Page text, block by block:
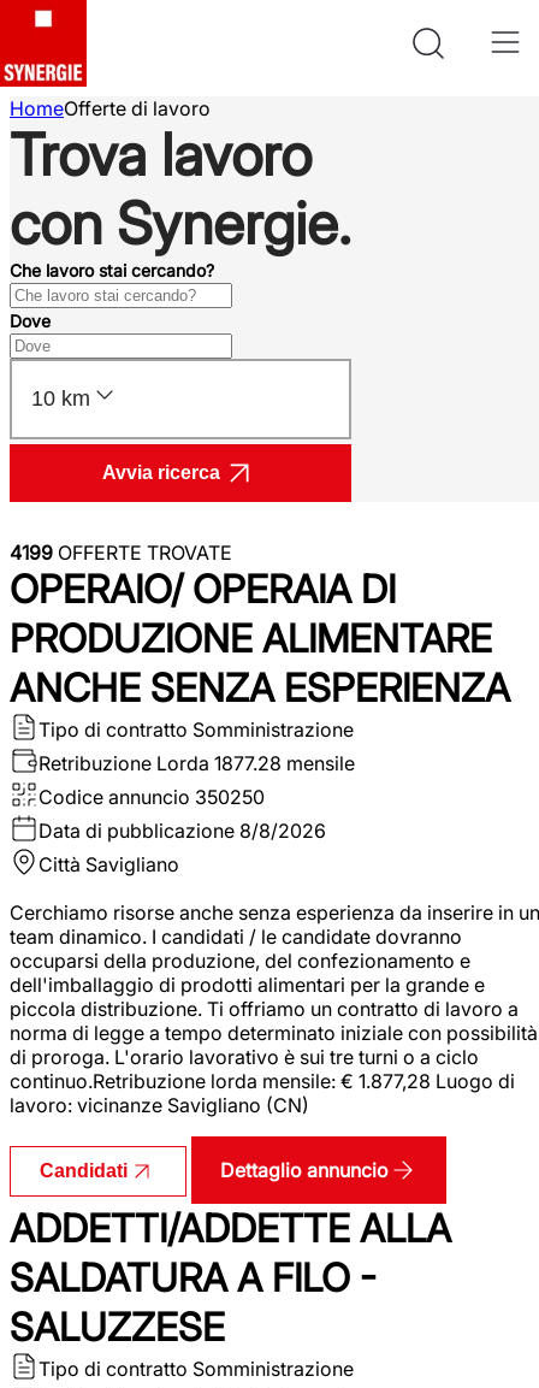
HomeOfferte di lavoro
Trova lavoro
con Synergie.
Che lavoro stai cercando?
Dove
10 km
Avvia ricerca
4199 OFFERTE TROVATE
OPERAIO/ OPERAIA DI
PRODUZIONE ALIMENTARE
ANCHE SENZA ESPERIENZA
Tipo di contratto Somministrazione
Retribuzione Lorda 1877.28 mensile
Codice annuncio 350250
Data di pubblicazione 8/8/2026
Città Savigliano
Cerchiamo risorse anche senza esperienza da inserire in un
team dinamico. I candidati / le candidate dovranno
occuparsi della produzione, del confezionamento e
dell'imballaggio di prodotti alimentari per la grande e
piccola distribuzione. Ti offriamo un contratto di lavoro a
norma di legge a tempo determinato iniziale con possibilità
di proroga. L'orario lavorativo è sui tre turni o a ciclo
continuo.Retribuzione lorda mensile: € 1.877,28 Luogo di
lavoro: vicinanze Savigliano (CN)
Candidati Dettaglio annuncio
ADDETTI/ADDETTE ALLA
SALDATURA A FILO -
SALUZZESE
Tipo di contratto Somministrazione